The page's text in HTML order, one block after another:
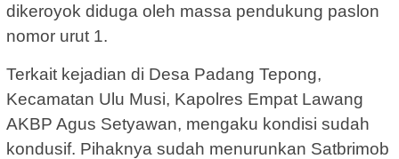
dikeroyok diduga oleh massa pendukung paslon
nomor urut 1.
Terkait kejadian di Desa Padang Tepong,
Kecamatan Ulu Musi, Kapolres Empat Lawang
AKBP Agus Setyawan, mengaku kondisi sudah
kondusif. Pihaknya sudah menurunkan Satbrimob